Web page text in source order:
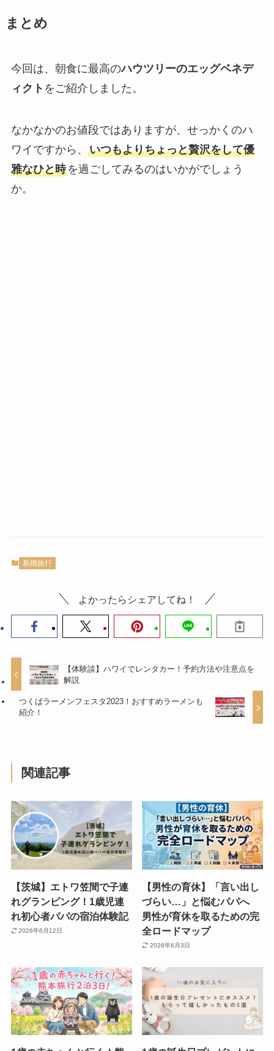
まとめ
今回は、朝食に最高のハウツリーのエッグベネデ
ィクト をご紹介しました。
なかなかのお値段ではありますが、せっかくのハ
ワイですから、 いつもよりちょっと贅沢をして優
雅なひと時を過ごしてみるのはいかがでしょう
か。
新婚旅行
よかったらシェアしてね！
【体験談】ハワイでレンタカー！予約方法や注意点を
解説
つくばラーメンフェスタ2023！おすすめラーメンも
紹介！
関連記事
【茨城】エトワ笠間で子連
れグランピング！1歳児連
れ初心者パパの宿泊体験記
2026年6月12日
【男性の育休】「言い出し
づらい…」と悩むパパへ
男性が育休を取るための完
全ロードマップ
2026年6月3日